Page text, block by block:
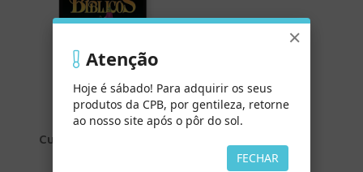
Curiosidades e Testes
×
Atenção
Hoje é sábado! Para adquirir os seus
produtos da CPB, por gentileza, retorne
ao nosso site após o pôr do sol.
FECHAR